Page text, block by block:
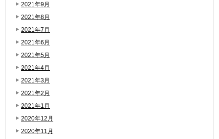
2021年9月
2021年8月
2021年7月
2021年6月
2021年5月
2021年4月
2021年3月
2021年2月
2021年1月
2020年12月
2020年11月